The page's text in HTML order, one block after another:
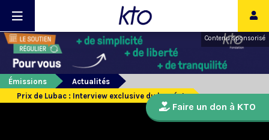
Contenu sponsorisé
Émissions
Actualités
Prix de Lubac : Interview exclusive du lauréat
Faire un don à KTO